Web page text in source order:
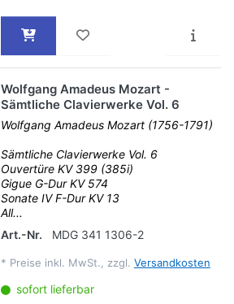
Wolfgang Amadeus Mozart -
Sämtliche Clavierwerke Vol. 6
Wolfgang Amadeus Mozart (1756-1791)
Sämtliche Clavierwerke Vol. 6
Ouvertüre KV 399 (385i)
Gigue G-Dur KV 574
Sonate IV F-Dur KV 13
All...
Art.-Nr.
MDG 341 1306-2
* Preise inkl. MwSt., zzgl. Versandkosten
sofort lieferbar